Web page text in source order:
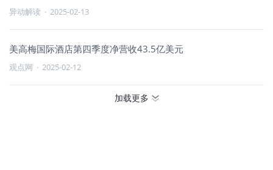
异动解读 · 2025-02-13
美高梅国际酒店第四季度净营收43.5亿美元
观点网 · 2025-02-12
加载更多